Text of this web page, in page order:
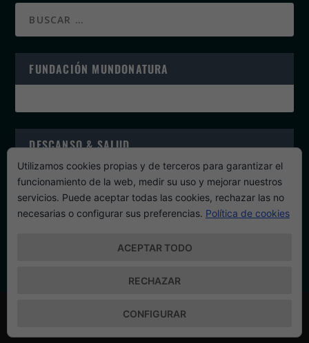
FUNDACIÓN MUNDONATURA
DESCANSO & SALUD
PROGRAMAS DE SALUD
Elegant Themes| Desarrollado por
Utilizamos cookies propias y de terceros para garantizar el
funcionamiento de la web, medir su uso y mejorar nuestros
servicios. Puede aceptar todas las cookies, rechazar las no
necesarias o configurar sus preferencias. Política de cookies
ACEPTAR TODO
RECHAZAR
CONFIGURAR